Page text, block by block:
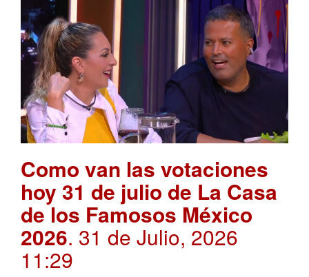
Como van las votaciones
hoy 31 de julio de La Casa
de los Famosos México
2026. 31 de Julio, 2026
11:29